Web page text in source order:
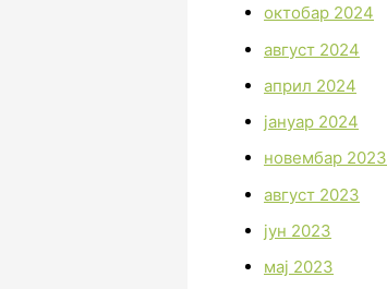
октобар 2024
август 2024
април 2024
јануар 2024
новембар 2023
август 2023
јун 2023
мај 2023